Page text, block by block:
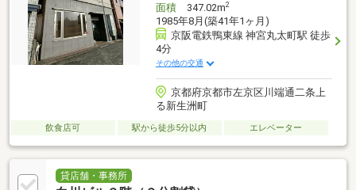
面積347.02m2
1985年8月(築41年1ヶ月)
京阪電鉄鴨東線 神宮丸太町駅 徒歩
4分
その他の交通
京都府京都市左京区川端通二条上
る新生洲町
飲食店可 駅から徒歩5分以内 エレベーター
貸店舗・事務所